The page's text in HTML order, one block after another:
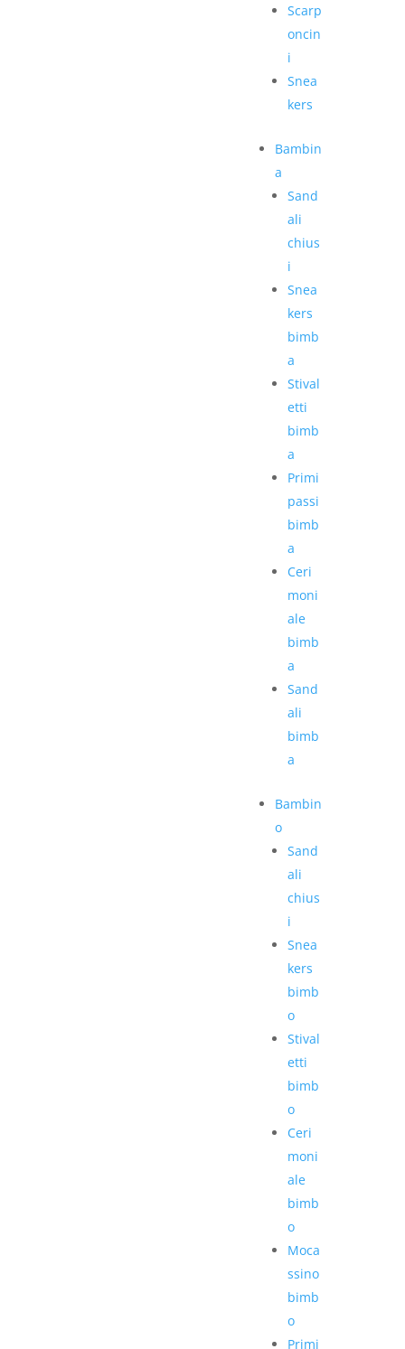
Scarp
oncin
i
Snea
kers
Bambin
a
Sand
ali
chius
i
Snea
kers
bimb
a
Stival
etti
bimb
a
Primi
passi
bimb
a
Ceri
moni
ale
bimb
a
Sand
ali
bimb
a
Bambin
o
Sand
ali
chius
i
Snea
kers
bimb
o
Stival
etti
bimb
o
Ceri
moni
ale
bimb
o
Moca
ssino
bimb
o
Primi